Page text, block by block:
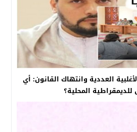
العددية وانتهاك القانون: أي
المحلية؟